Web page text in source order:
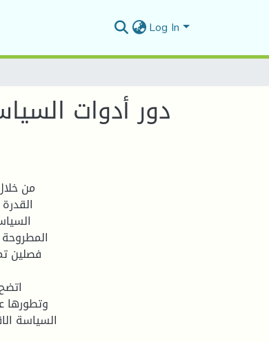
Log In
دور أدوات
من
فصلين
وتطورها
السياسة